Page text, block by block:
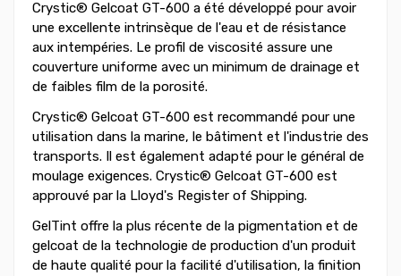
Crystic® Gelcoat GT-600 a été développé pour avoir
une excellente intrinsèque de l'eau et de résistance
aux intempéries. Le profil de viscosité assure une
couverture uniforme avec un minimum de drainage et
de faibles film de la porosité.
Crystic® Gelcoat GT-600 est recommandé pour une
utilisation dans la marine, le bâtiment et l'industrie des
transports. Il est également adapté pour le général de
moulage exigences. Crystic® Gelcoat GT-600 est
approuvé par la Lloyd's Register of Shipping.
GelTint offre la plus récente de la pigmentation et de
gelcoat de la technologie de production d'un produit
de haute qualité pour la facilité d'utilisation, la finition